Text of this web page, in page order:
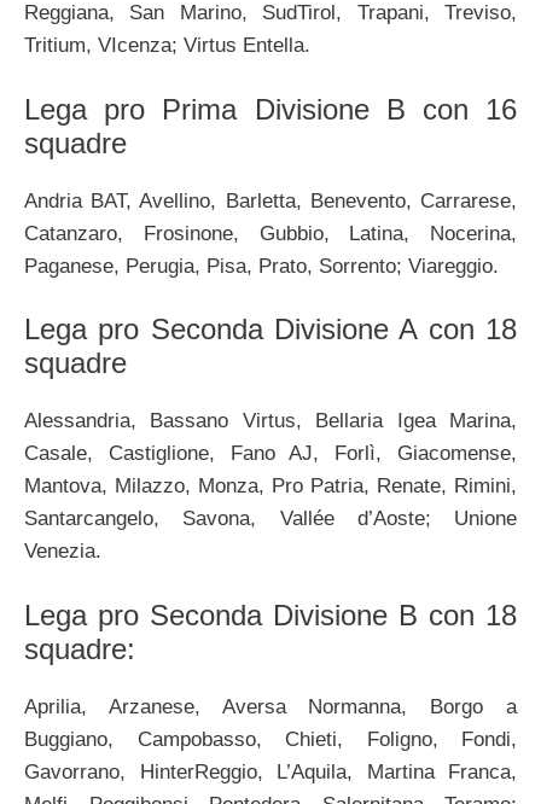
Reggiana, San Marino, SudTirol, Trapani, Treviso,
Tritium, VIcenza; Virtus Entella.
Lega pro Prima Divisione B con 16
squadre
Andria BAT, Avellino, Barletta, Benevento, Carrarese,
Catanzaro, Frosinone, Gubbio, Latina, Nocerina,
Paganese, Perugia, Pisa, Prato, Sorrento; Viareggio.
Lega pro Seconda Divisione A con 18
squadre
Alessandria, Bassano Virtus, Bellaria Igea Marina,
Casale, Castiglione, Fano AJ, Forlì, Giacomense,
Mantova, Milazzo, Monza, Pro Patria, Renate, Rimini,
Santarcangelo, Savona, Vallée d’Aoste; Unione
Venezia.
Lega pro Seconda Divisione B con 18
squadre:
Aprilia, Arzanese, Aversa Normanna, Borgo a
Buggiano, Campobasso, Chieti, Foligno, Fondi,
Gavorrano, HinterReggio, L’Aquila, Martina Franca,